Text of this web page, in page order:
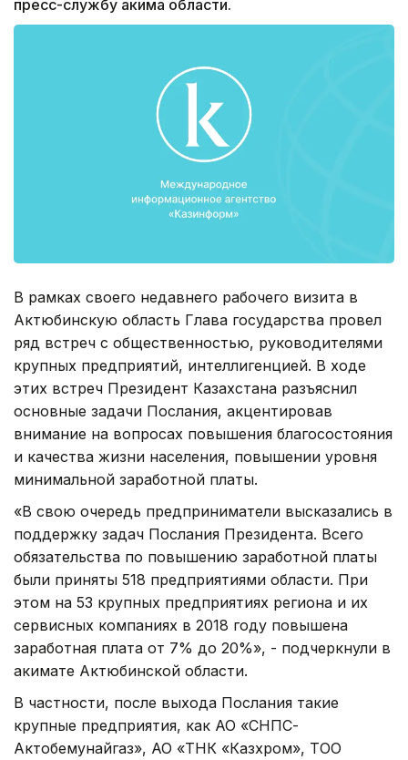
пресс-службу акима области.
В рамках своего недавнего рабочего визита в
Актюбинскую область Глава государства провел
ряд встреч с общественностью, руководителями
крупных предприятий, интеллигенцией. В ходе
этих встреч Президент Казахстана разъяснил
основные задачи Послания, акцентировав
внимание на вопросах повышения благосостояния
и качества жизни населения, повышении уровня
минимальной заработной платы.
«В свою очередь предприниматели высказались в
поддержку задач Послания Президента. Всего
обязательства по повышению заработной платы
были приняты 518 предприятиями области. При
этом на 53 крупных предприятиях региона и их
сервисных компаниях в 2018 году повышена
заработная плата от 7% до 20%», - подчеркнули в
акимате Актюбинской области.
В частности, после выхода Послания такие
крупные предприятия, как АО «СНПС-
Актобемунайгаз», АО «ТНК «Казхром», ТОО